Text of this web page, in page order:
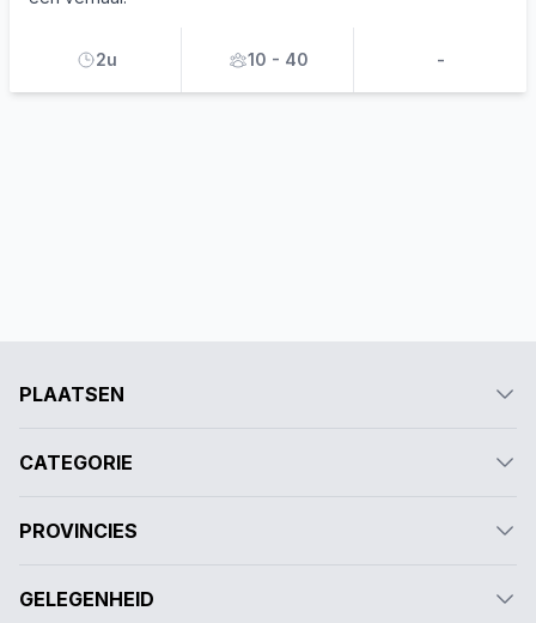
2u 10 - 40 -
PLAATSEN
CATEGORIE
PROVINCIES
GELEGENHEID